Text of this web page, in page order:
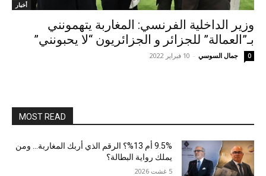
أخبار
وزير الداخلية الفرنسي: المغاربة يتهمونني
بـ”العمالة” للجزائر و الجزائريون “لا يحبونني”
جمال السوسي - 10 فبراير 2022 0
MOST READ
9.5% أم 13%؟ الرقم الذي أربك المغاربة… ومن
يملك رواية البطالة؟
5 غشت 2026